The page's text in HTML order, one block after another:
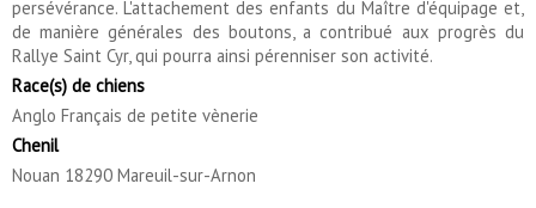
persévérance. L'attachement des enfants du Maître d'équipage et,
de manière générales des boutons, a contribué aux progrès du
Rallye Saint Cyr, qui pourra ainsi pérenniser son activité.
Race(s) de chiens
Anglo Français de petite vènerie
Chenil
Nouan 18290 Mareuil-sur-Arnon